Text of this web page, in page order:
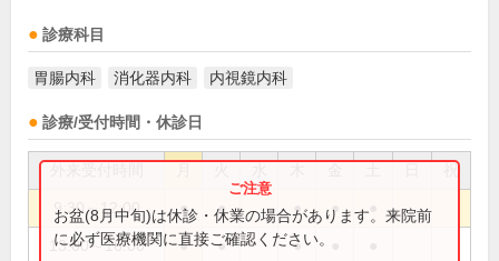
診療科目
胃腸内科 消化器内科 内視鏡内科
診療/受付時間・休診日
祝
9:30～12:00 ● ● ● ●
13:00～16:00 ● ● ●
お盆(8月中旬)は休診・休業の場合があります。来院前
に必ず医療機関に直接ご確認ください。